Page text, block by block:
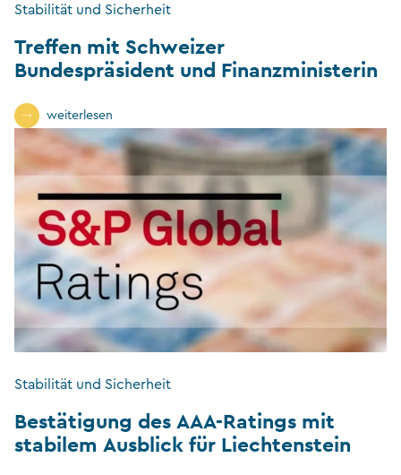
Stabilität und Sicherheit
Treffen mit Schweizer
Bundespräsident und Finanzministerin
weiterlesen
Stabilität und Sicherheit
Bestätigung des AAA-Ratings mit
stabilem Ausblick für Liechtenstein